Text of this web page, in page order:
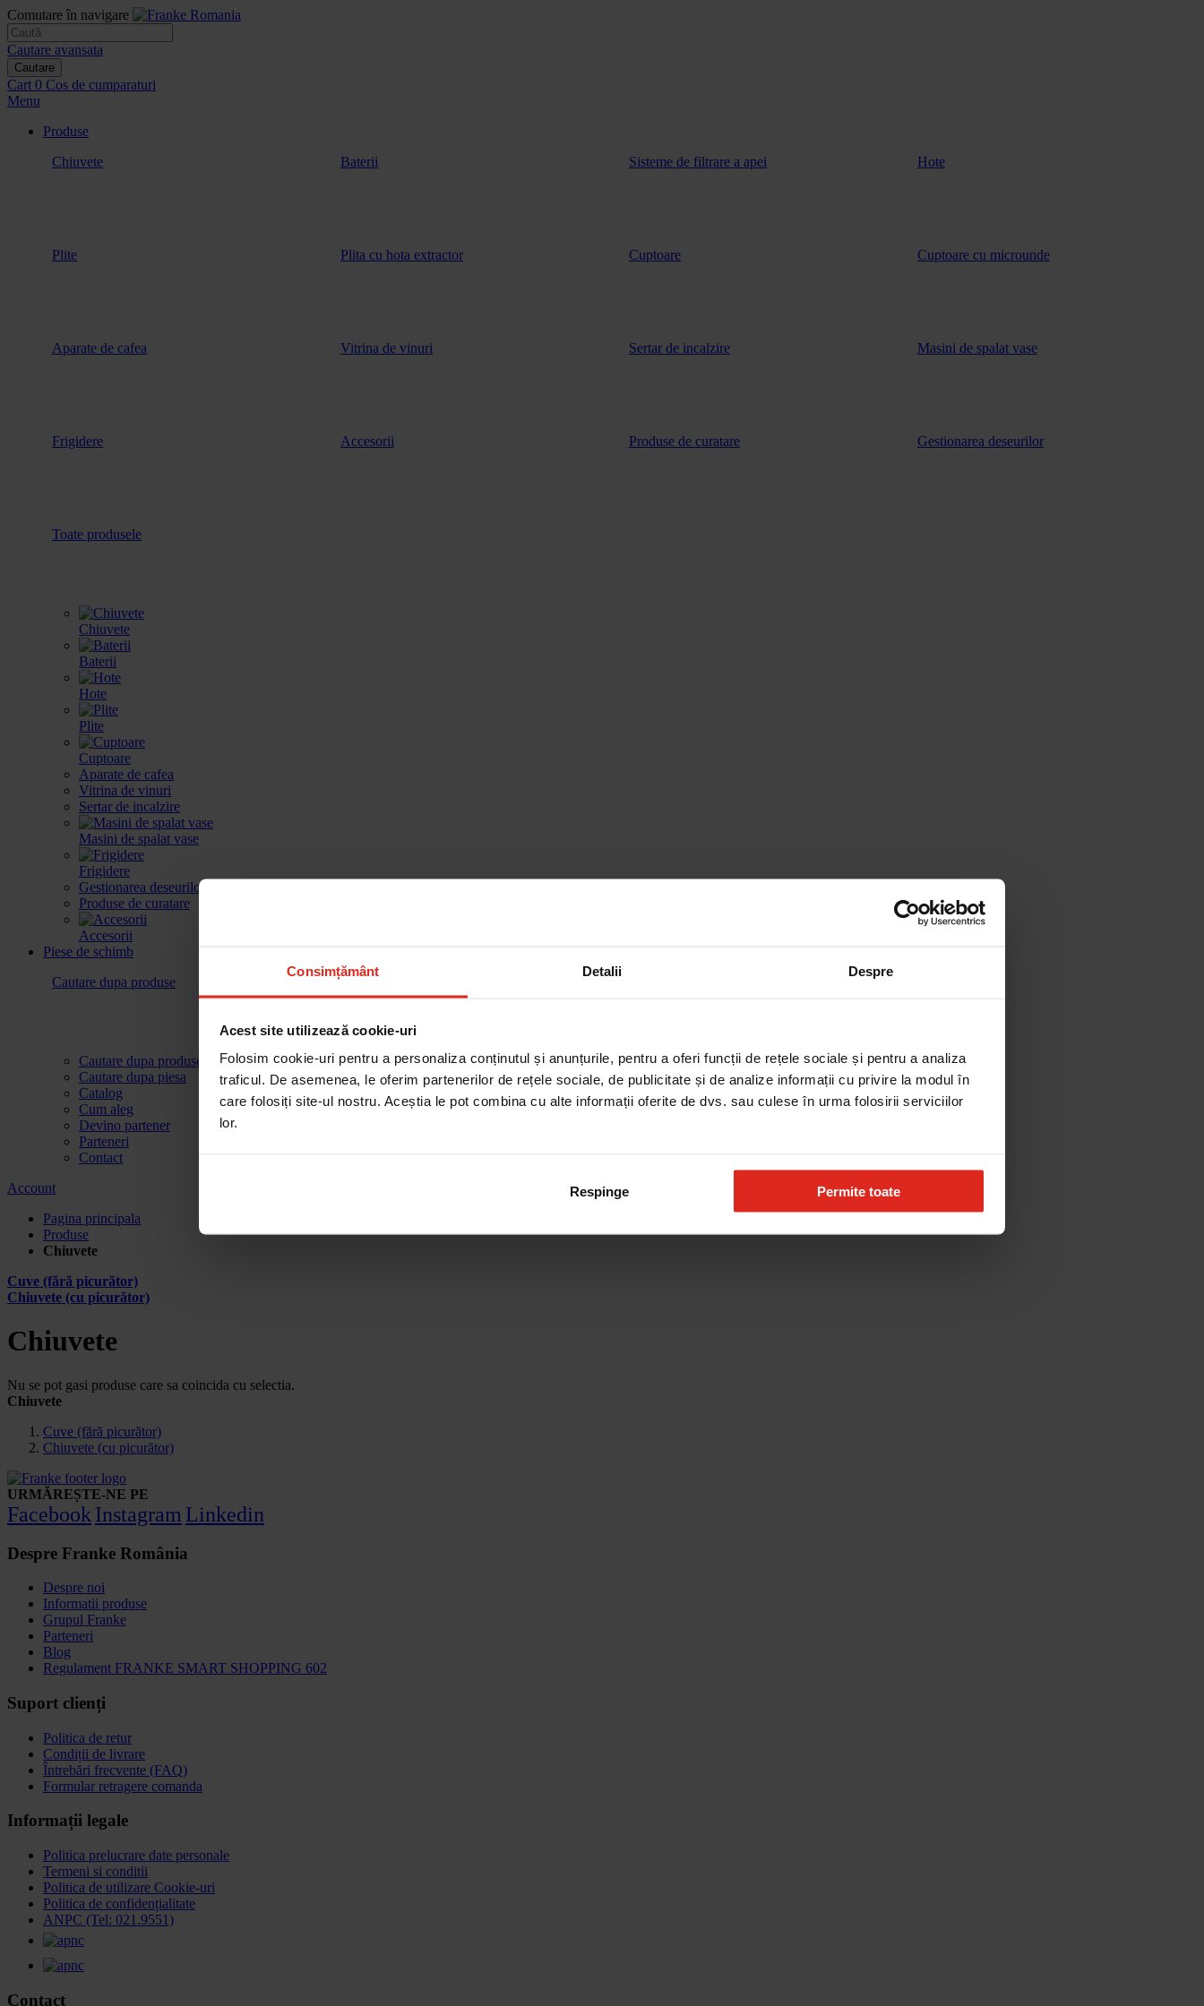
Consimțământ Detalii Despre
Acest site utilizează cookie-uri
Folosim cookie-uri pentru a personaliza conținutul și anunțurile, pentru a oferi funcții de rețele sociale și pentru a analiza
traficul. De asemenea, le oferim partenerilor de rețele sociale, de publicitate și de analize informații cu privire la modul în
care folosiți site-ul nostru. Aceștia le pot combina cu alte informații oferite de dvs. sau culese în urma folosirii serviciilor
lor.
Respinge Permite toate
Comutare în navigare
Cautare avansata
Cautare
Cart 0 Cos de cumparaturi
Menu
Produse
Chiuvete
Baterii Sisteme de filtrare a apei Hote
Plite Plita cu hota extractor Cuptoare Cuptoare cu microunde
Aparate de cafea Vitrina de vinuri Sertar de incalzire Masini de spalat vase
Frigidere Accesorii Produse de curatare Gestionarea deseurilor
Toate produsele
Chiuvete
Baterii
Hote
Plite
Cuptoare
Aparate de cafea
Vitrina de vinuri
Sertar de incalzire
Masini de spalat vase
Frigidere
Gestionarea deseurilor
Produse de curatare
Accesorii
Piese de schimb
Cautare dupa produse
Cautare dupa produse
Cautare dupa piesa
Catalog
Cum aleg
Devino partener
Parteneri
Contact
Account
Pagina principala
Produse
Chiuvete
Cuve (fără picurător)
Chiuvete (cu picurător)
Chiuvete
Nu se pot gasi produse care sa coincida cu selectia.
Chiuvete
Cuve (fără picurător)
Chiuvete (cu picurător)
URMĂREȘTE-NE PE
Facebook Instagram Linkedin
Despre Franke România
Despre noi
Informatii produse
Grupul Franke
Parteneri
Blog
Regulament FRANKE SMART SHOPPING 602
Suport clienți
Politica de retur
Condiții de livrare
Întrebări frecvente (FAQ)
Formular retragere comanda
Informații legale
Politica prelucrare date personale
Termeni si conditii
Politica de utilizare Cookie-uri
Politica de confidențialitate
ANPC (Tel: 021.9551)
Contact